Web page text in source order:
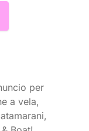
per
a vela,